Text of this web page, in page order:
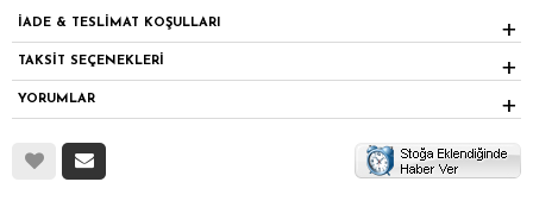
İADE & TESLİMAT KOŞULLARI
TAKSİT SEÇENEKLERİ
YORUMLAR